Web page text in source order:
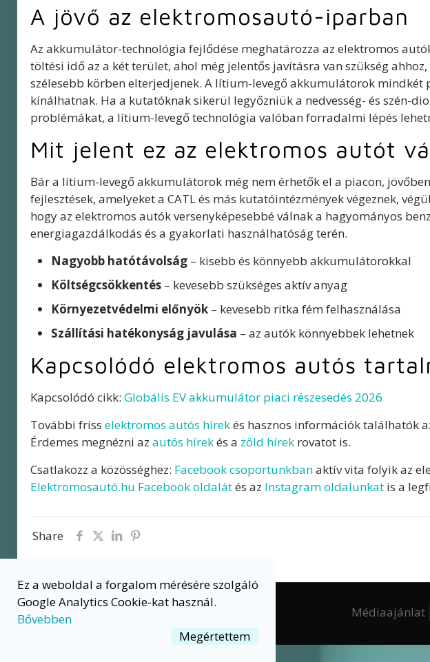
A jövő az elektromosautó-iparban
Az akkumulátor-technológia fejlődése meghatározza az elektromos
töltési idő az a két terület, ahol még jelentős javításra van szükség
szélesebb körben elterjedjenek. A lítium-levegő akkumulátorok
kínálhatnak. Ha a kutatóknak sikerül legyőzniük a nedvesség- és szén-
problémákat, a lítium-levegő technológia valóban forradalmi lépés
Mit jelent ez az elektromos autót
Bár a lítium-levegő akkumulátorok még nem érhetők el a piacon,
fejlesztések, amelyeket a CATL és más kutatóintézmények végeznek,
hogy az elektromos autók versenyképesebbé válnak a hagyományos
energiagazdálkodás és a gyakorlati használhatóság terén.
Nagyobb hatótávolság– kisebb és könnyebb akkumulátorokkal
Költségcsökkentés– kevesebb szükséges aktív anyag
Környezetvédelmi előnyök– kevesebb ritka fém felhasználása
Szállítási hatékonyság javulása – az autók könnyebbek lehetnek
Kapcsolódó elektromos autós
Kapcsolódó cikk: Globális EV akkumulátor piaci részesedés 2026
További friss elektromos autós hírekés hasznos információk találhatók
Érdemes megnézni az autós hírekés a zöld hírekrovatot is.
Csatlakozz a közösséghez: Facebook csoportunkbanaktív vita folyik az
Elektromosautó.hu Facebook oldalátés az Instagram oldalunkatis a
Share
© 2020 ELEKTROMOSAUTO.HU Médiaajánlat
Ez a weboldal a forgalom mérésére szolgáló
Google Analytics Cookie-kat használ.
Bővebben
Megértettem